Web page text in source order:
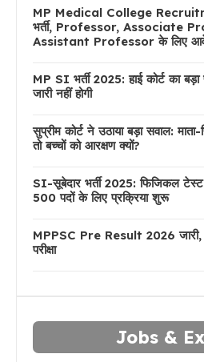
MP Medical College
भर्ती, Professor, Associate
Assistant Professor के लिए
MP SI भर्ती 2025: हाई कोर्ट का
जारी नहीं होगी
सुप्रीम कोर्ट ने उठाया बड़ा सवाल:
तो बच्चों को आरक्षण क्यों?
SI-सूबेदार भर्ती 2025: फिजिकल
500 पदों के लिए प्रक्रिया शुरू
MPPSC Pre Result 2026 जारी,
परीक्षा
Jobs &